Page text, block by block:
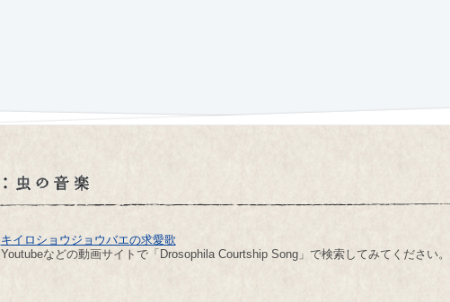
キイロショウジョウバエの求愛歌
Youtubeなどの動画サイトで「Drosophila Courtship Song」で検索してみてください。